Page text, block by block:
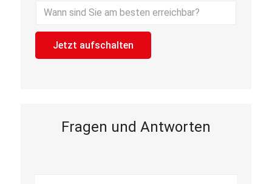
Bitte lasse dieses Feld leer.
Fragen und Antworten